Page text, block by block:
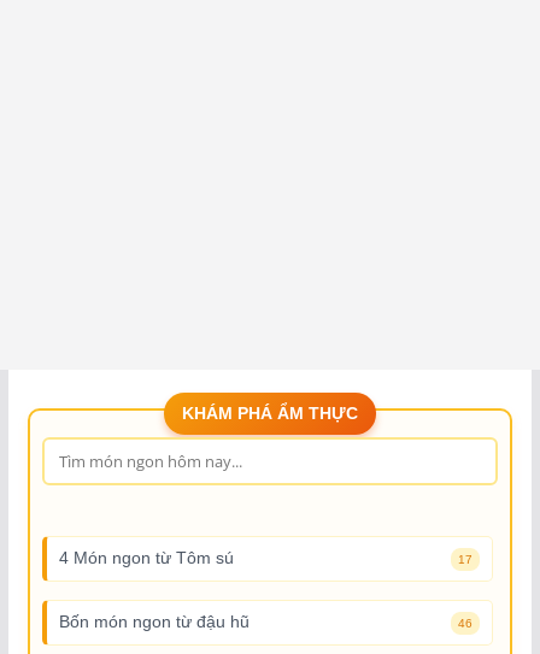
KHÁM PHÁ ẨM THỰC
4 Món ngon từ Tôm sú 17
Bốn món ngon từ đậu hũ 46